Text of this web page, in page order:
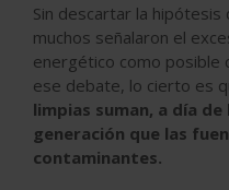
Sin descartar la
muchos señalaron el
energético como posible
ese debate, lo cierto es
limpias suman, a día
generación que las
contaminantes.